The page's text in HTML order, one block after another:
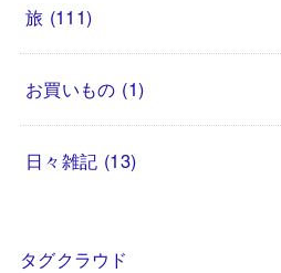
旅 (111)
お買いもの (1)
日々雑記 (13)
タグクラウド